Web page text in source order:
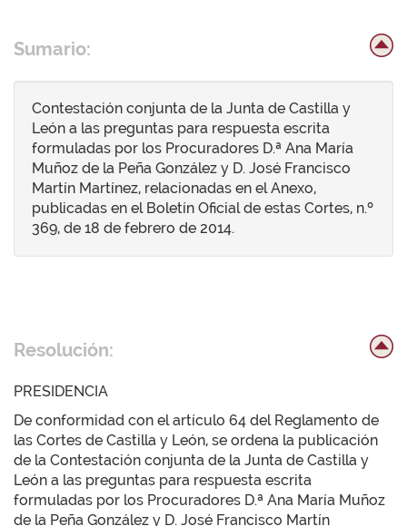
Sumario:
Contestación conjunta de la Junta de Castilla y
León a las preguntas para respuesta escrita
formuladas por los Procuradores D.ª Ana María
Muñoz de la Peña González y D. José Francisco
Martín Martínez, relacionadas en el Anexo,
publicadas en el Boletín Oficial de estas Cortes, n.º
369, de 18 de febrero de 2014.
Resolución:
PRESIDENCIA
De conformidad con el artículo 64 del Reglamento de
las Cortes de Castilla y León, se ordena la publicación
de la Contestación conjunta de la Junta de Castilla y
León a las preguntas para respuesta escrita
formuladas por los Procuradores D.ª Ana María Muñoz
de la Peña González y D. José Francisco Martín